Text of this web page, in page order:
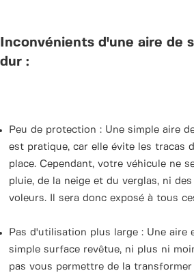
Inconvénients d'une aire de
dur :
Peu de protection : Une simple aire
est pratique, car elle évite les tracas
place. Cependant, votre véhicule ne
pluie, de la neige et du verglas, ni
voleurs. Il sera donc exposé à tous
Pas d'utilisation plus large : Une aire
simple surface revêtue, ni plus ni
pas vous permettre de la